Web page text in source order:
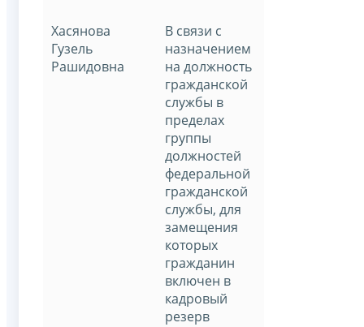
Хасянова
Гузель
Рашидовна
В связи с
назначением
на должность
гражданской
службы в
пределах
группы
должностей
федеральной
гражданской
службы, для
замещения
которых
гражданин
включен в
кадровый
резерв